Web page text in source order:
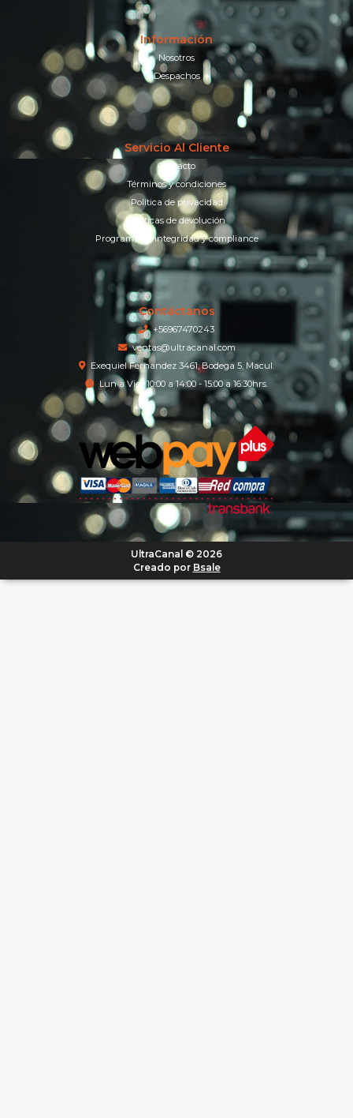
Información
Nosotros
Despachos
Servicio Al Cliente
Contacto
Términos y condiciones
Política de privacidad
Políticas de devolución
Programa de integridad y compliance
Contáctanos
+56967470243
ventas@ultracanal.com
Exequiel Fernandez 3461, Bodega 5, Macul.
Lun a Vier 10:00 a 14:00 - 15:00 a 16:30hrs.
UltraCanal © 2026
Creado por Bsale